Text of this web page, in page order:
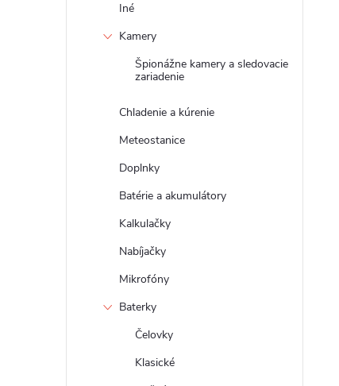
Iné
Kamery
Špionážne kamery a sledovacie
zariadenie
Chladenie a kúrenie
Meteostanice
Doplnky
Batérie a akumulátory
Kalkulačky
Nabíjačky
Mikrofóny
Baterky
Čelovky
Klasické